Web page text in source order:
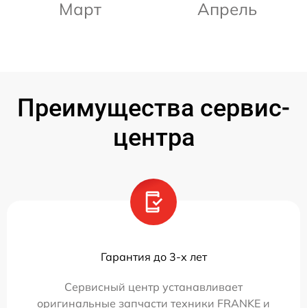
Март Апрель
Преимущества сервис-
центра
Гарантия до 3-х лет
Сервисный центр устанавливает
оригинальные запчасти техники FRANKE и